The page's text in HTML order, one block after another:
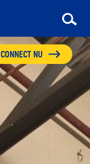
CONNECT NU